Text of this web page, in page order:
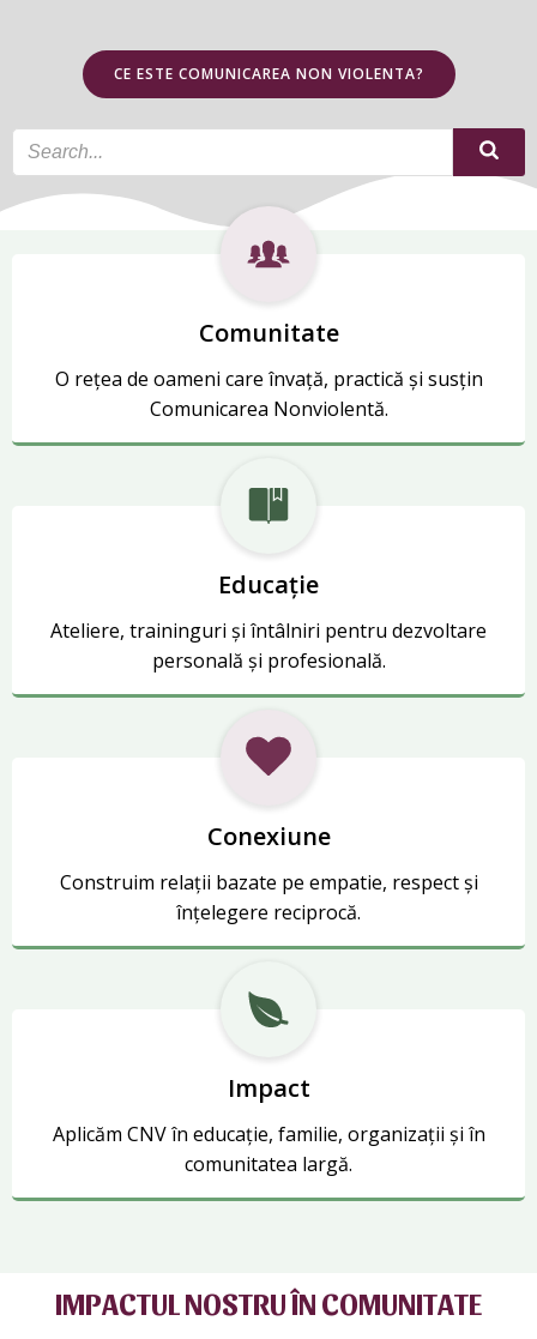
CE ESTE COMUNICAREA NON VIOLENTA?
Comunitate
O rețea de oameni care învață, practică și susțin
Comunicarea Nonviolentă.
Educație
Ateliere, traininguri și întâlniri pentru dezvoltare
personală și profesională.
Conexiune
Construim relații bazate pe empatie, respect și
înțelegere reciprocă.
Impact
Aplicăm CNV în educație, familie, organizații și în
comunitatea largă.
IMPACTUL NOSTRU ÎN COMUNITATE